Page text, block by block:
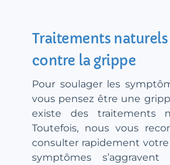
Traitements
contre la grippe
Pour soulager les
vous pensez être une
existe des traitements
Toutefois, nous vous
consulter rapidement
symptômes